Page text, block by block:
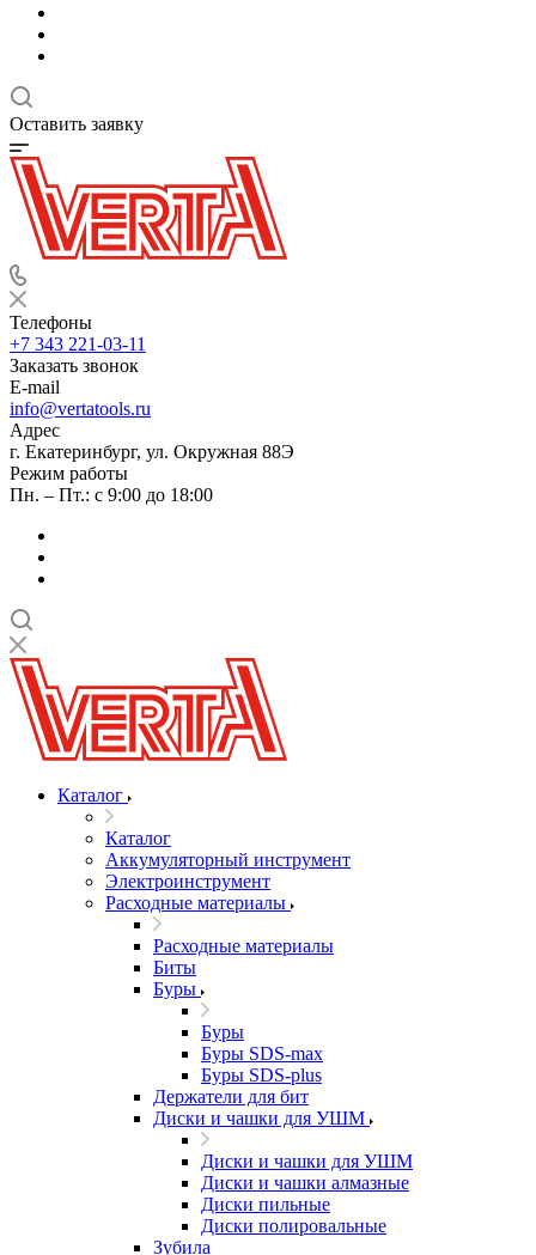
Оставить заявку
Телефоны
+7 343 221-03-11
Заказать звонок
E-mail
info@vertatools.ru
Адрес
г. Екатеринбург, ул. Окружная 88Э
Режим работы
Пн. – Пт.: с 9:00 до 18:00
Каталог
Каталог
Аккумуляторный инструмент
Электроинструмент
Расходные материалы
Расходные материалы
Биты
Буры
Буры
Буры SDS-max
Буры SDS-plus
Держатели для бит
Диски и чашки для УШМ
Диски и чашки для УШМ
Диски и чашки алмазные
Диски пильные
Диски полировальные
Зубила